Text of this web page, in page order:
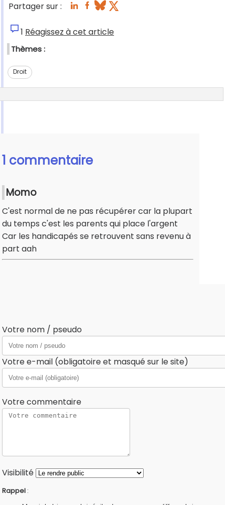
Partager sur :
1 Réagissez à cet article
Thèmes :
Droit
1 commentaire
Momo
C'est normal de ne pas récupérer car la plupart
du temps c'est les parents qui place l'argent
Car les handicapés se retrouvent sans revenu à
part aah
Votre nom / pseudo
Votre e-mail (obligatoire et masqué sur le site)
Votre commentaire
Visibilité
Rappel :